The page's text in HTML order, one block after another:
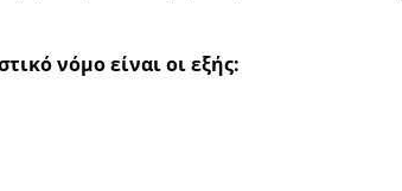
νόμο είναι οι εξής: